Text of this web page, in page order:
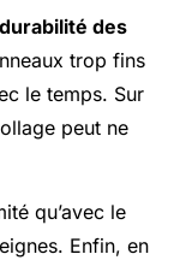
durabilité des
trop fins
le temps. Sur
peut ne
qu’avec le
Enfin, en